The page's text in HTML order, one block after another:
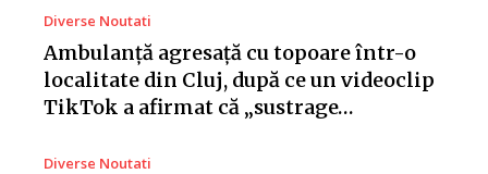
Diverse Noutati
Ambulanță agresață cu topoare într-o
localitate din Cluj, după ce un videoclip
TikTok a afirmat că „sustrage…
Diverse Noutati